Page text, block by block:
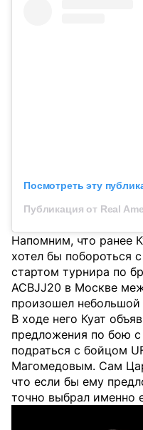
Посмотреть эту
Напомним, что ранее
хотел бы побороться
стартом турнира по
ACBJJ20 в Москве
произошел небольшой
В ходе него Куат
предложения по бою
подраться с бойцом
Магомедовым. Сам
что если бы ему
точно выбрал именно